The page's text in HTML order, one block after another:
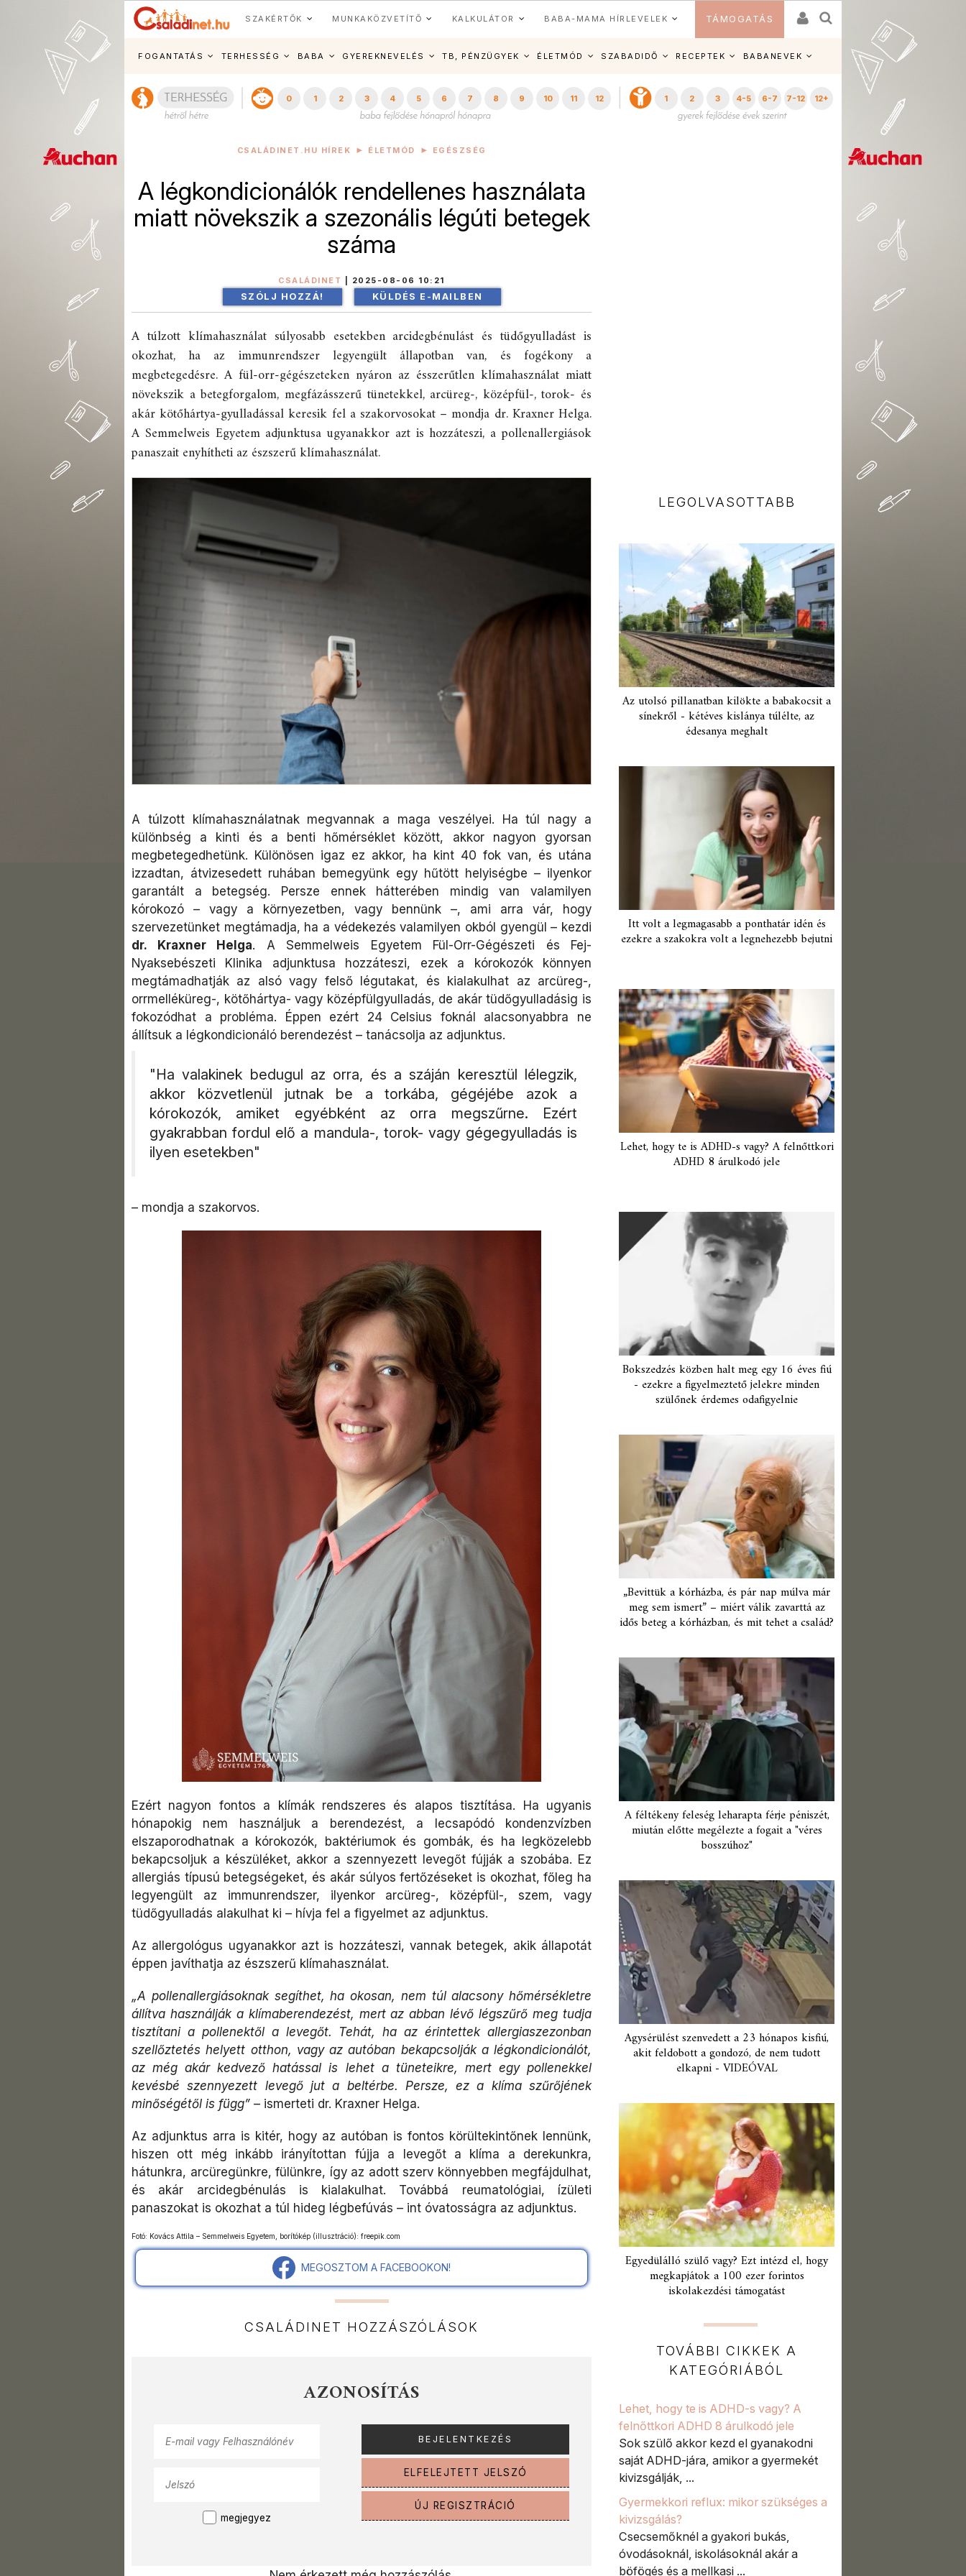
SZAKÉRTŐK MUNKAKÖZVETÍTŐ KALKULÁTOR BABA-MAMA HÍRLEVELEK TÁMOGATÁS
FOGANTATÁS TERHESSÉG BABA GYEREKNEVELÉS TB, PÉNZÜGYEK ÉLETMÓD SZABADIDŐ RECEPTEK BABANEVEK
0 1 2 3 4 5 6 7 8 9 10 11 12 1 2 3 4-5 6-7 7-12 12+
CSALÁDINET.HU HÍREK ÉLETMÓD EGÉSZSÉG
A légkondicionálók rendellenes használata
miatt növekszik a szezonális légúti betegek
száma
CSALÁDINET 2025-08-06 10:21
SZÓLJ HOZZÁ! KÜLDÉS E-MAILBEN
A túlzott klímahasználat súlyosabb esetekben arcidegbénulást és tüdőgyulladást is
okozhat, ha az immunrendszer legyengült állapotban van, és fogékony a
megbetegedésre. A fül-orr-gégészeteken nyáron az ésszerűtlen klímahasználat miatt
növekszik a betegforgalom, megfázásszerű tünetekkel, arcüreg-, középfül-, torok- és
akár kötőhártya-gyulladással keresik fel a szakorvosokat – mondja dr. Kraxner Helga.
A Semmelweis Egyetem adjunktusa ugyanakkor azt is hozzáteszi, a pollenallergiások
panaszait enyhítheti az észszerű klímahasználat.
A túlzott klímahasználatnak megvannak a maga veszélyei. Ha túl nagy a
különbség a kinti és a benti hőmérséklet között, akkor nagyon gyorsan
megbetegedhetünk. Különösen igaz ez akkor, ha kint 40 fok van, és utána
izzadtan, átvizesedett ruhában bemegyünk egy hűtött helyiségbe – ilyenkor
garantált a betegség. Persze ennek hátterében mindig van valamilyen
kórokozó – vagy a környezetben, vagy bennünk –, ami arra vár, hogy
szervezetünket megtámadja, ha a védekezés valamilyen okból gyengül – kezdi
dr. Kraxner Helga. A Semmelweis Egyetem Fül-Orr-Gégészeti és Fej-
Nyaksebészeti Klinika adjunktusa hozzáteszi, ezek a kórokozók könnyen
megtámadhatják az alsó vagy felső légutakat, és kialakulhat az arcüreg-,
orrmelléküreg-, kötőhártya- vagy középfülgyulladás, de akár tüdőgyulladásig is
fokozódhat a probléma. Éppen ezért 24 Celsius foknál alacsonyabbra ne
állítsuk a légkondicionáló berendezést – tanácsolja az adjunktus.
"Ha valakinek bedugul az orra, és a száján keresztül lélegzik,
akkor közvetlenül jutnak be a torkába, gégéjébe azok a
kórokozók, amiket egyébként az orra megszűrne. Ezért
gyakrabban fordul elő a mandula-, torok- vagy gégegyulladás is
ilyen esetekben"
– mondja a szakorvos.
Ezért nagyon fontos a klímák rendszeres és alapos tisztítása. Ha ugyanis
hónapokig nem használjuk a berendezést, a lecsapódó kondenzvízben
elszaporodhatnak a kórokozók, baktériumok és gombák, és ha legközelebb
bekapcsoljuk a készüléket, akkor a szennyezett levegőt fújják a szobába. Ez
allergiás típusú betegségeket, és akár súlyos fertőzéseket is okozhat, főleg ha
legyengült az immunrendszer, ilyenkor arcüreg-, középfül-, szem, vagy
tüdőgyulladás alakulhat ki – hívja fel a figyelmet az adjunktus.
Az allergológus ugyanakkor azt is hozzáteszi, vannak betegek, akik állapotát
éppen javíthatja az észszerű klímahasználat.
„A pollenallergiásoknak segíthet, ha okosan, nem túl alacsony hőmérsékletre
állítva használják a klímaberendezést, mert az abban lévő légszűrő meg tudja
tisztítani a pollenektől a levegőt. Tehát, ha az érintettek allergiaszezonban
szellőztetés helyett otthon, vagy az autóban bekapcsolják a légkondicionálót,
az még akár kedvező hatással is lehet a tüneteikre, mert egy pollenekkel
kevésbé szennyezett levegő jut a beltérbe. Persze, ez a klíma szűrőjének
minőségétől is függ” – ismerteti dr. Kraxner Helga.
Az adjunktus arra is kitér, hogy az autóban is fontos körültekintőnek lennünk,
hiszen ott még inkább irányítottan fújja a levegőt a klíma a derekunkra,
hátunkra, arcüregünkre, fülünkre, így az adott szerv könnyebben megfájdulhat,
és akár arcidegbénulás is kialakulhat. Továbbá reumatológiai, ízületi
panaszokat is okozhat a túl hideg légbefúvás – int óvatosságra az adjunktus.
Fotó: Kovács Attila – Semmelweis Egyetem, borítókép (illusztráció): freepik.com
MEGOSZTOM A FACEBOOKON!
CSALÁDINET HOZZÁSZÓLÁSOK
AZONOSÍTÁS
megjegyez
ELFELEJTETT JELSZÓ
ÚJ REGISZTRÁCIÓ
LEGOLVASOTTABB
Az utolsó pillanatban kilökte a babakocsit a
sínekről - kétéves kislánya túlélte, az
édesanya meghalt
Itt volt a legmagasabb a ponthatár idén és
ezekre a szakokra volt a legnehezebb bejutni
Lehet, hogy te is ADHD-s vagy? A felnőttkori
ADHD 8 árulkodó jele
Bokszedzés közben halt meg egy 16 éves fiú
- ezekre a figyelmeztető jelekre minden
szülőnek érdemes odafigyelnie
„Bevittük a kórházba, és pár nap múlva már
meg sem ismert” – miért válik zavarttá az
idős beteg a kórházban, és mit tehet a család?
A féltékeny feleség leharapta férje péniszét,
miután előtte megélezte a fogait a "véres
bosszúhoz"
Agysérülést szenvedett a 23 hónapos kisfiú,
akit feldobott a gondozó, de nem tudott
elkapni - VIDEÓVAL
Egyedülálló szülő vagy? Ezt intézd el, hogy
megkapjátok a 100 ezer forintos
iskolakezdési támogatást
TOVÁBBI CIKKEK A
KATEGÓRIÁBÓL
Lehet, hogy te is ADHD-s vagy? A
felnőttkori ADHD 8 árulkodó jele
Sok szülő akkor kezd el gyanakodni
saját ADHD-jára, amikor a gyermekét
kivizsgálják, ...
Gyermekkori reflux: mikor szükséges a
kivizsgálás?
Csecsemőknél a gyakori bukás,
óvodásoknál, iskolásoknál akár a
böfögés és a mellkasi ...